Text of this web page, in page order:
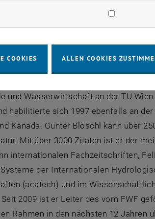
deutschsprachigen Raum, die mit
und Schifffahrtsverwaltung bzw. der
bei der Entwicklung der
des Forschungskonzepts sowie die
und Wasserwirtschaft an der TU
habilitierte sich 1997 ebenfalls an der
Kanada. Günter Blöschl kann über
Mit über 3000 Zitaten ist er der
internationalen Fachzeitschriften,
der Internationalen
(acatech) und im
2009 ist er Leiter des vom FWF
Rahmen in den nächsten 12 Jahren
COOKIES ALLEN COOKIES